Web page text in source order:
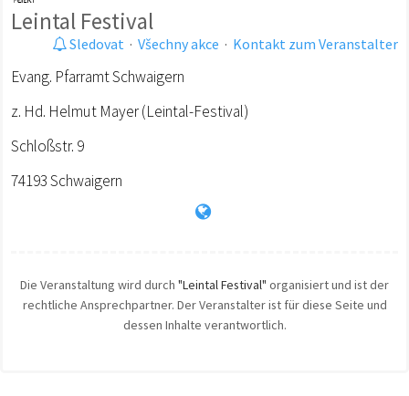
Leintal Festival
Sledovat · Všechny akce · Kontakt zum Veranstalter
Evang. Pfarramt Schwaigern
z. Hd. Helmut Mayer (Leintal-Festival)
Schloßstr. 9
74193 Schwaigern
Die Veranstaltung wird durch "Leintal Festival" organisiert und ist der
rechtliche Ansprechpartner. Der Veranstalter ist für diese Seite und
dessen Inhalte verantwortlich.